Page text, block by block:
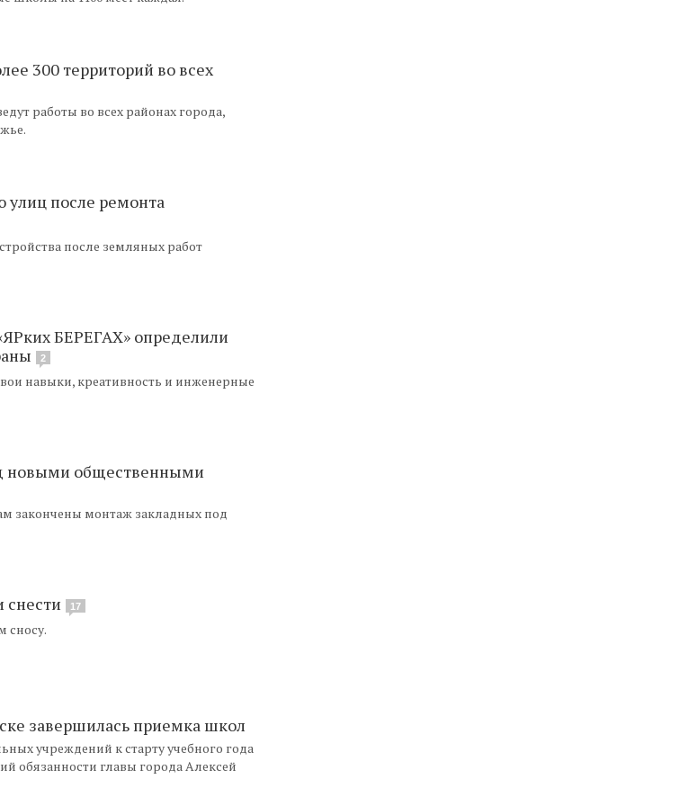
300 территорий во всех
работы во всех районах города,
улиц после ремонта
после земляных работ
БЕРЕГАХ» определили
2
навыки, креативность и инженерные
новыми общественными
закончены монтаж закладных под
снести 17
сносу.
завершилась приемка школ
учреждений к старту учебного года
обязанности главы города Алексей